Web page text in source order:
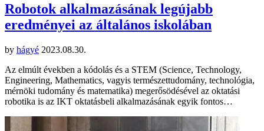
Robotok alkalmazásának legújabb
eredményei az általános iskolában
by hágyé 2023.08.30.
Az elmúlt években a kódolás és a STEM (Science, Technology,
Engineering, Mathematics, vagyis természettudomány, technológia,
mérnöki tudomány és matematika) megerősödésével az oktatási
robotika is az IKT oktatásbeli alkalmazásának egyik fontos…